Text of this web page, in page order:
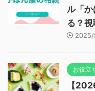
ル「
る？視
お役立
【